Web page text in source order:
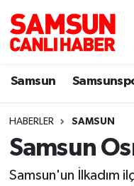
Samsun
HABERLER SAMSUN
Samsun
Samsun'un İlkadım
Samsun
Sokak
Samsun Nöbetçi
Samsun Hava
Samsun Namaz